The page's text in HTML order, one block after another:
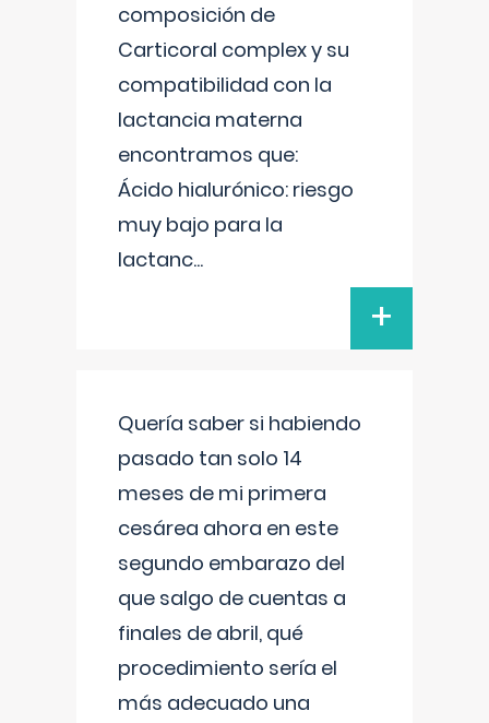
composición de
Carticoral complex y su
compatibilidad con la
lactancia materna
encontramos que:
Ácido hialurónico: riesgo
muy bajo para la
lactanc...
+
Quería saber si habiendo
pasado tan solo 14
meses de mi primera
cesárea ahora en este
segundo embarazo del
que salgo de cuentas a
finales de abril, qué
procedimiento sería el
más adecuado una